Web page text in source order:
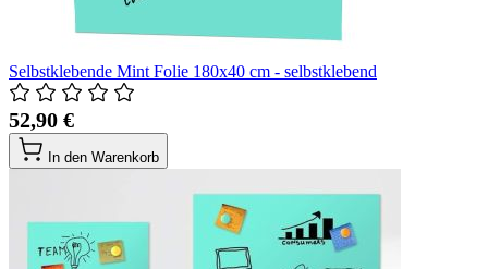
Selbstklebende Mint Folie 180x40 cm - selbstklebend
52,90 €
In den Warenkorb